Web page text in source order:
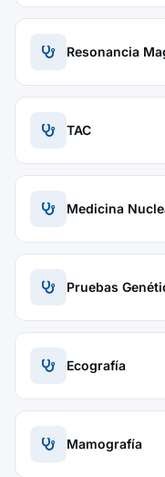
Resonancia
TAC
Medicina
Pruebas
Ecografía
Mamografía